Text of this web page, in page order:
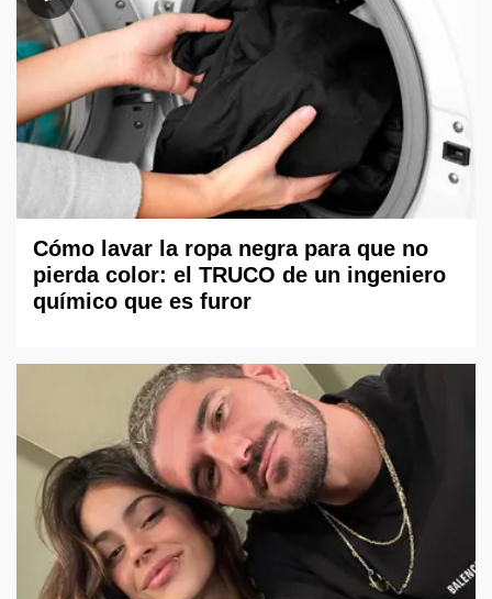
Cómo lavar la ropa negra para que no
pierda color: el TRUCO de un ingeniero
químico que es furor